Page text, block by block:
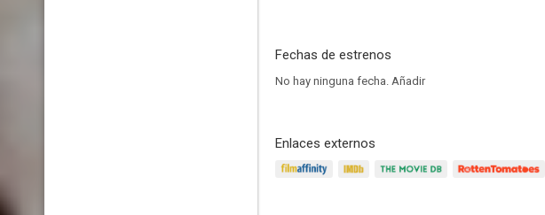
Fechas de estrenos
No hay ninguna fecha. Añadir
Enlaces externos